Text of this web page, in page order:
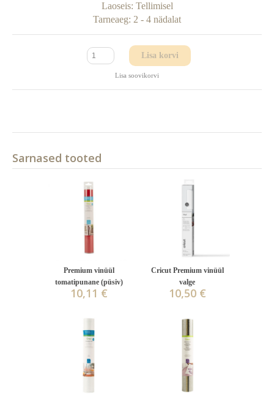
Laoseis: Tellimisel
Tarneaeg: 2 - 4 nädalat
Lisa korvi
Lisa soovikorvi
Sarnased tooted
Premium vinüül
tomatipunane (püsiv)
10,11 €
Cricut Premium vinüül
valge
10,50 €